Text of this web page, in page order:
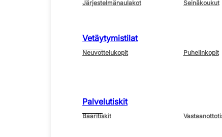
Järjestelmänaulakot
Seinäkoukut
Vetäytymistilat
Neuvottelukopit Puhelinkopit
Palvelutiskit
Baaritiskit